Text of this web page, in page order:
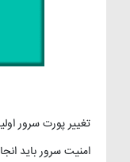
تغییر پورت سرور